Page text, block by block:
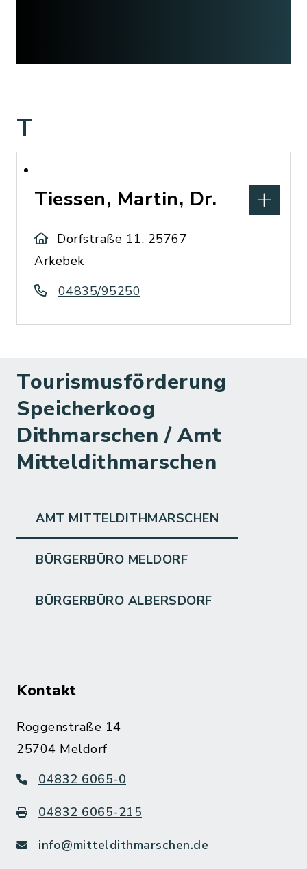
T
Tiessen, Martin, Dr.
Dorfstraße 11, 25767
Arkebek
04835/95250
Tourismusförderung
Speicherkoog
Dithmarschen / Amt
Mitteldithmarschen
AMT MITTELDITHMARSCHEN
BÜRGERBÜRO MELDORF
BÜRGERBÜRO ALBERSDORF
Kontakt
Roggenstraße 14
25704 Meldorf
04832 6065-0
04832 6065-215
info@mitteldithmarschen.de